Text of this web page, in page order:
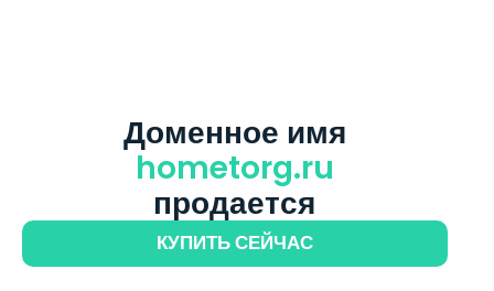
Доменное имя
hometorg.ru
продается
КУПИТЬ СЕЙЧАС